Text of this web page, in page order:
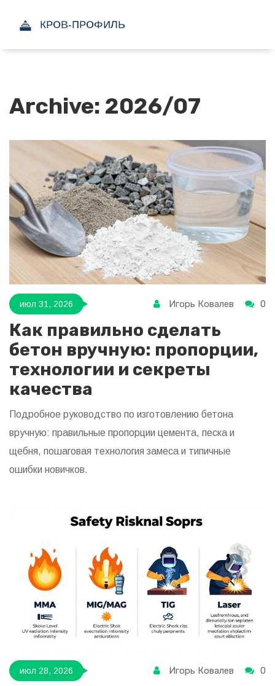
Archive: 2026/07
июл 31, 2026 Игорь Ковалев 0
Как правильно сделать
бетон вручную: пропорции,
технологии и секреты
качества
Подробное руководство по изготовлению бетона
вручную: правильные пропорции цемента, песка и
щебня, пошаговая технология замеса и типичные
ошибки новичков.
июл 28, 2026 Игорь Ковалев 0